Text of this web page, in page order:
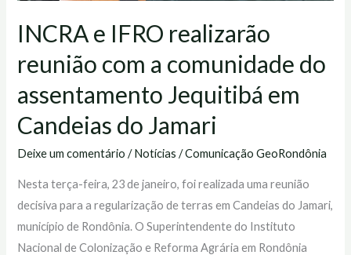
INCRA e IFRO realizarão
reunião com a comunidade do
assentamento Jequitibá em
Candeias do Jamari
Deixe um comentário /Notícias /Comunicação GeoRondônia
Nesta terça-feira, 23 de janeiro, foi realizada uma reunião
decisiva para a regularização de terras em Candeias do Jamari,
município de Rondônia. O Superintendente do Instituto
Nacional de Colonização e Reforma Agrária em Rondônia
em
do
Jamari